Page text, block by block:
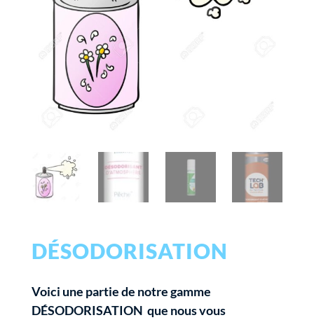
DÉSODORISATION
Voici une partie de notre gamme
DÉSODORISATION que nous vous